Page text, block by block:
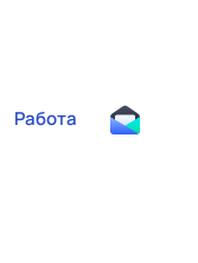
Работа